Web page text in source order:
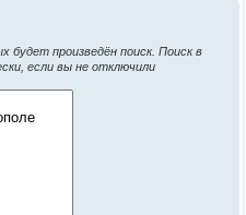
произведён поиск. Поиск в
если вы не отключили